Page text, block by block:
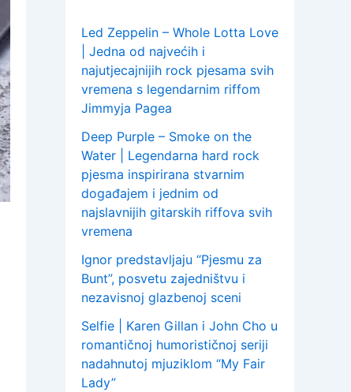
:Led Zeppelin – Whole Lotta Love
| Jedna od najvećih i
najutjecajnijih rock pjesama svih
vremena s legendarnim riffom
Jimmyja Pagea
Deep Purple – Smoke on the
Water | Legendarna hard rock
pjesma inspirirana stvarnim
događajem i jednim od
najslavnijih gitarskih riffova svih
vremena
Ignor predstavljaju “Pjesmu za
Bunt”, posvetu zajedništvu i
nezavisnoj glazbenoj sceni
Selfie | Karen Gillan i John Cho u
romantičnoj humorističnoj seriji
nadahnutoj mjuziklom “My Fair
Lady”